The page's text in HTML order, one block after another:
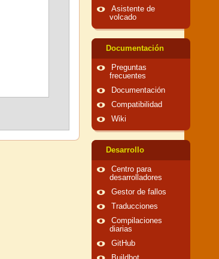
Asistente de
volcado
Documentación
Preguntas
frecuentes
Documentación
Compatibilidad
Wiki
Desarrollo
Centro para
desarrolladores
Gestor de fallos
Traducciones
Compilaciones
diarias
GitHub